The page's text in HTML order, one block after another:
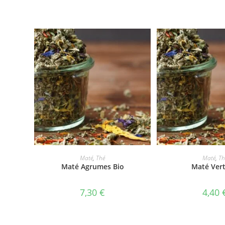
AJOUTER AU PANIER
Maté, Thé
Maté Agrumes Bio
7,30 €
AJOUTER AU
Maté,
Maté
4,40